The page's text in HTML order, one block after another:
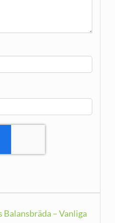
Balansbräda – Vanliga